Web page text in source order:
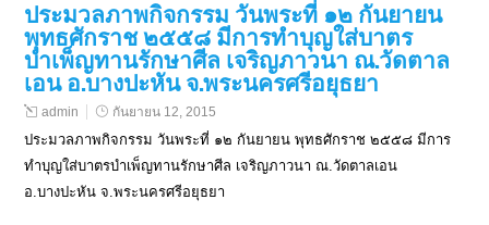
ประมวลภาพกิจกรรม วันพระที่ ๑๒ กันยายน
พุทธศักราช ๒๕๕๘ มีการทำบุญใส่บาตร
บำเพ็ญทานรักษาศีล เจริญภาวนา ณ.วัดตาล
เอน อ.บางปะหัน จ.พระนครศรีอยุธยา
admin กันยายน 12, 2015
ประมวลภาพกิจกรรม วันพระที่ ๑๒ กันยายน พุทธศักราช ๒๕๕๘ มีการ
ทำบุญใส่บาตรบำเพ็ญทานรักษาศีล เจริญภาวนา ณ.วัดตาลเอน
อ.บางปะหัน จ.พระนครศรีอยุธยา